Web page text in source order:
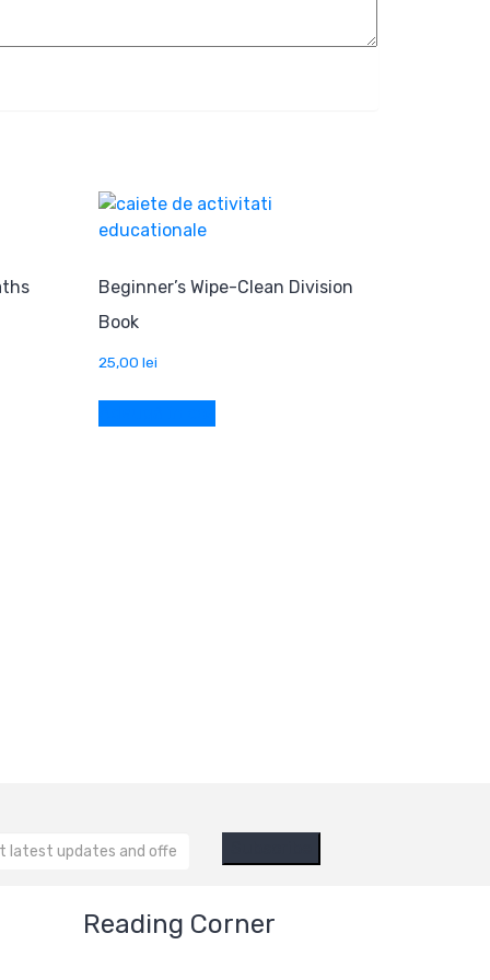
Beginner’s Wipe-Clean Division
Book
25,00lei
Reading Corner